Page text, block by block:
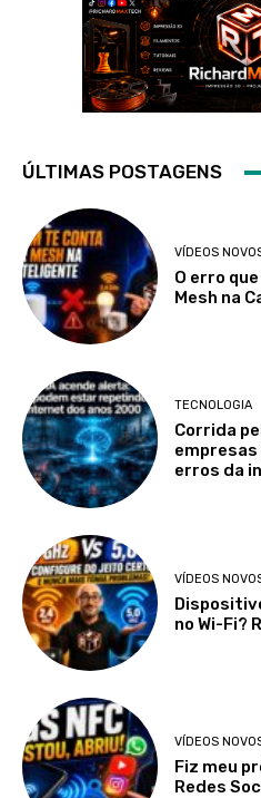
ÚLTIMAS POSTAGENS
VÍDEOS
O erro
Mesh na
TECNOLOGIA
Corrida
erros da
VÍDEOS
no Wi-Fi?
VÍDEOS
Fiz meu
Redes